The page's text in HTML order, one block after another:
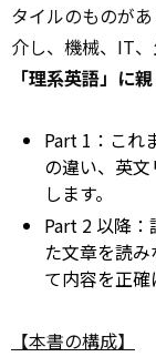
タイルのものが
介し、機械、IT、
「理系英語」に
Part 1：これ
の違い、英
します。
Part 2 以降
た文章を読
て内容を正確
【本書の構成】